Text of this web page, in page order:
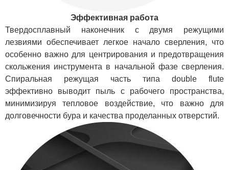
Эффективная работа
Твердосплавный наконечник с двумя режущими
лезвиями обеспечивает легкое начало сверления, что
особенно важно для центрирования и предотвращения
скольжения инструмента в начальной фазе сверления.
Спиральная режущая часть типа double flute
эффективно выводит пыль с рабочего пространства,
минимизируя тепловое воздействие, что важно для
долговечности бура и качества проделанных отверстий.